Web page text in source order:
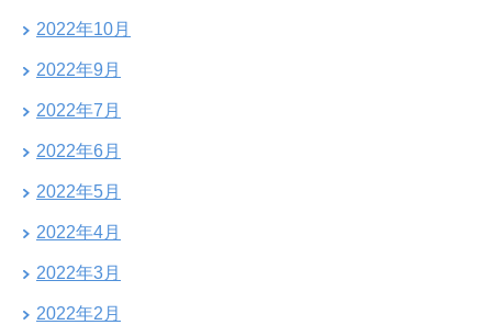
2022年10月
2022年9月
2022年7月
2022年6月
2022年5月
2022年4月
2022年3月
2022年2月